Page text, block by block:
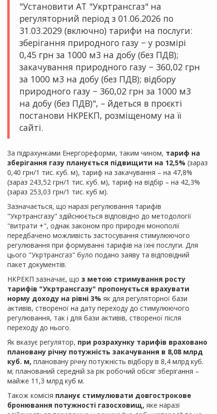
"Установити АТ "Укртрансгаз" на
регуляторний період з 01.06.2026 по
31.03.2029 (включно) тарифи на послуги:
зберігання природного газу − у розмірі
0,45 грн за 1000 м3 на добу (без ПДВ);
закачування природного газу − 360,02 грн
за 1000 м3 на добу (без ПДВ); відбору
природного газу − 360,02 грн за 1000 м3
на добу (без ПДВ)", – йдеться в проєкті
постанови НКРЕКП, розміщеному на її
сайті.
За підрахунками Енергореформи, таким чином, тариф на
зберігання газу планується підвищити на 12,5% (зараз
0,40 грн/1 тис. куб. м), тариф на закачування – на 47,8%
(зараз 243,52 грн/1 тис. куб. м), тариф на відбір – на 42,3%
(зараз 253,03 грн/1 тис. куб м).
Зазначається, що наразі регулювання тарифів
"Укртрансгазу" здійснюється відповідно до методології
"витрати +", однак законом про природні монополії
передбачено можливість застосування стимулюючого
регулювання при формуванні тарифів на їхні послуги. Для
цього "Укртрансгаз" було подано заяву та відповідний
пакет документів.
НКРЕКП зазначає, що з метою стримування росту
тарифів "Укртрансгазу" пропонується врахувати
норму доходу на рівні 3% як для регуляторної бази
активів, створеної на дату переходу до стимулюючого
регулювання, так і для бази активів, створеної після
переходу до нього.
Як вказує регулятор, при розрахунку тарифів враховано
плановану річну потужність закачування в 8,08 млрд
куб. м, плановану річну потужність відбору в 8,4 млрд куб.
м; планований середній за рік робочий обсяг зберігання –
майже 11,3 млрд куб м.
Також комісія планує стимулювати довгострокове
бронювання потужності газосховищ, яке наразі